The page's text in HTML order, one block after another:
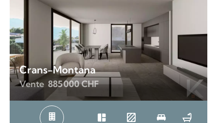
Crans-Montana
Vente 885 000 CHF